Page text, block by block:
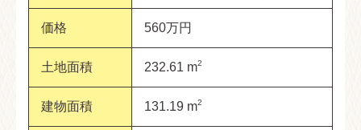
価格 560万円
土地面積 232.61 m2
建物面積 131.19 m2